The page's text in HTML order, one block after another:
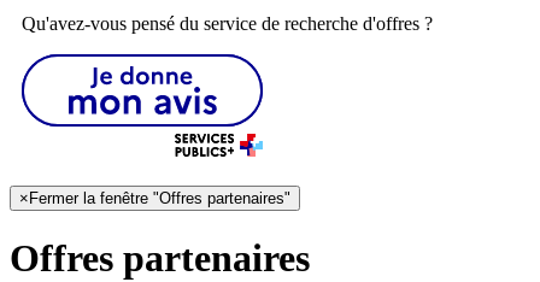
Qu'avez-vous pensé du service de recherche d'offres ?
× Fermer la fenêtre "Offres partenaires"
Offres partenaires